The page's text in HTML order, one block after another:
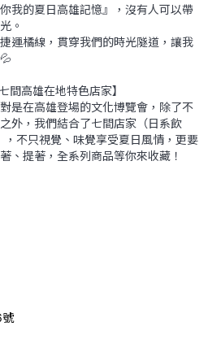
我的夏日高雄記憶』，沒有人可以帶
。
運橘線，貫穿我們的時光隧道，讓我
間高雄在地特色店家】
是在高雄登場的文化博覽會，除了不
外，我們結合了七間店家（日系飲
，不只視覺、味覺享受夏日風情，更要
、提著，全系列商品等你來收藏！
號